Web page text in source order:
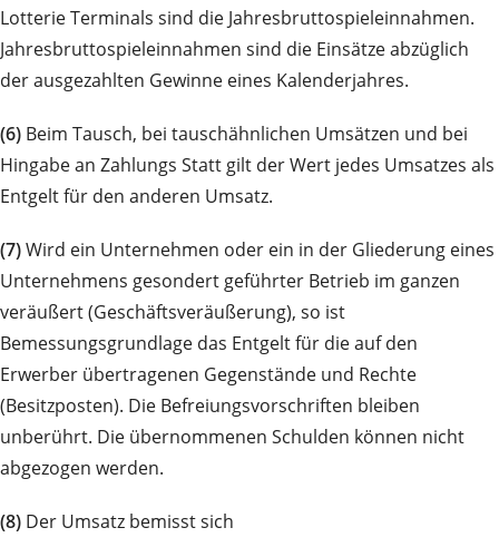
Lotterie Terminals sind die Jahresbruttospieleinnahmen.
Jahresbruttospieleinnahmen sind die Einsätze abzüglich
der ausgezahlten Gewinne eines Kalenderjahres.
(6) Beim Tausch, bei tauschähnlichen Umsätzen und bei
Hingabe an Zahlungs Statt gilt der Wert jedes Umsatzes als
Entgelt für den anderen Umsatz.
(7)Wird ein Unternehmen oder ein in der Gliederung eines
Unternehmens gesondert geführter Betrieb im ganzen
veräußert (Geschäftsveräußerung), so ist
Bemessungsgrundlage das Entgelt für die auf den
Erwerber übertragenen Gegenstände und Rechte
(Besitzposten). Die Befreiungsvorschriften bleiben
unberührt. Die übernommenen Schulden können nicht
abgezogen werden.
(8) Der Umsatz bemisst sich